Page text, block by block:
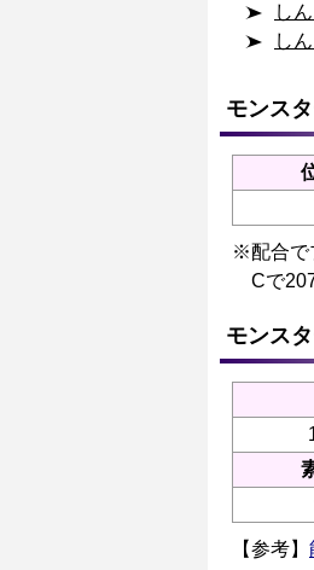
し
し
モンス
※配合で
Cで207
モンス
【参考】